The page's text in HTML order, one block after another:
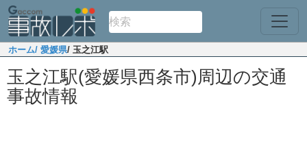
ホーム/ 愛媛県/ 玉之江駅
玉之江駅(愛媛県西条市)周辺の交通
事故情報